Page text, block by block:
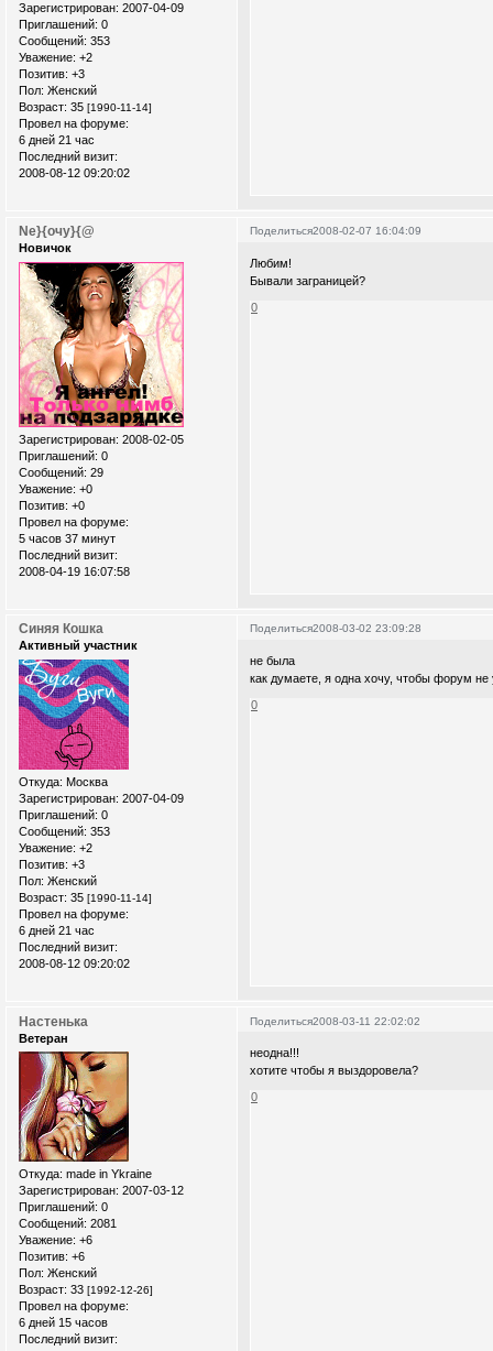
Зарегистрирован: 2007-04-09
Приглашений: 0
Сообщений: 353
Уважение: +2
Позитив: +3
Пол: Женский
Возраст: 35 [1990-11-14]
Провел на форуме:
6 дней 21 час
Последний визит:
2008-08-12 09:20:02
Поделиться2008-02-07 16:04:09
Ne}{очу}{@
Новичок
Зарегистрирован: 2008-02-05
Приглашений: 0
Сообщений: 29
Уважение: +0
Позитив: +0
Провел на форуме:
5 часов 37 минут
Последний визит:
2008-04-19 16:07:58
Любим!
Бывали заграницей?
0
Поделиться2008-03-02 23:09:28
Синяя Кошка
Активный участник
Откуда: Москва
Зарегистрирован: 2007-04-09
Приглашений: 0
Сообщений: 353
Уважение: +2
Позитив: +3
Пол: Женский
Возраст: 35 [1990-11-14]
Провел на форуме:
6 дней 21 час
Последний визит:
2008-08-12 09:20:02
не была
как думаете, я одна хочу, чтобы форум не
0
Поделиться2008-03-11 22:02:02
Настенька
Ветеран
Откуда: made in Ykraine
Зарегистрирован: 2007-03-12
Приглашений: 0
Сообщений: 2081
Уважение: +6
Позитив: +6
Пол: Женский
Возраст: 33 [1992-12-26]
Провел на форуме:
6 дней 15 часов
Последний визит:
неодна!!!
хотите чтобы я выздоровела?
0